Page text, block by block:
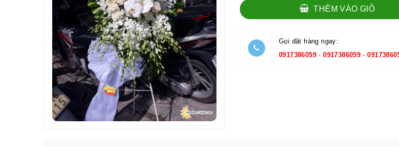
THÊM VÀO GIỎ
Gọi đặt hàng ngay:
0917386059 -0917386059 -